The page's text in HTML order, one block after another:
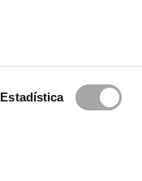
Estadística
legal Política de Privacidad